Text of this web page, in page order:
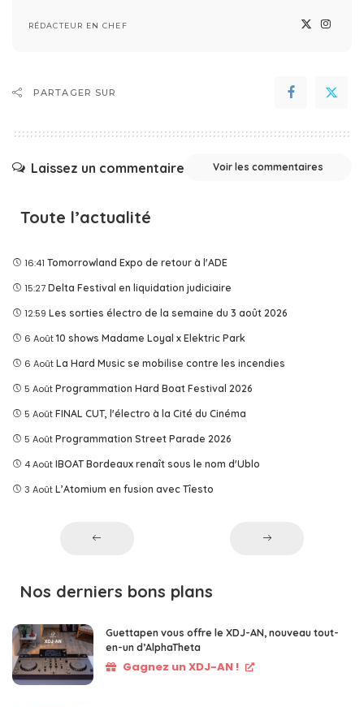
RÉDACTEUR EN CHEF
PARTAGER SUR
Laissez un commentaire Voir les commentaires
Toute l’actualité
16:41 Tomorrowland Expo de retour à l'ADE
15:27 Delta Festival en liquidation judiciaire
12:59 Les sorties électro de la semaine du 3 août 2026
6 Août 10 shows Madame Loyal x Elektric Park
6 Août La Hard Music se mobilise contre les incendies
5 Août Programmation Hard Boat Festival 2026
5 Août FINAL CUT, l'électro à la Cité du Cinéma
5 Août Programmation Street Parade 2026
4 Août IBOAT Bordeaux renaît sous le nom d'Ublo
3 Août L’Atomium en fusion avec Tîesto
Nos derniers bons plans
Guettapen vous offre le XDJ-AN, nouveau tout-
en-un d’AlphaTheta
Gagnez un XDJ-AN !